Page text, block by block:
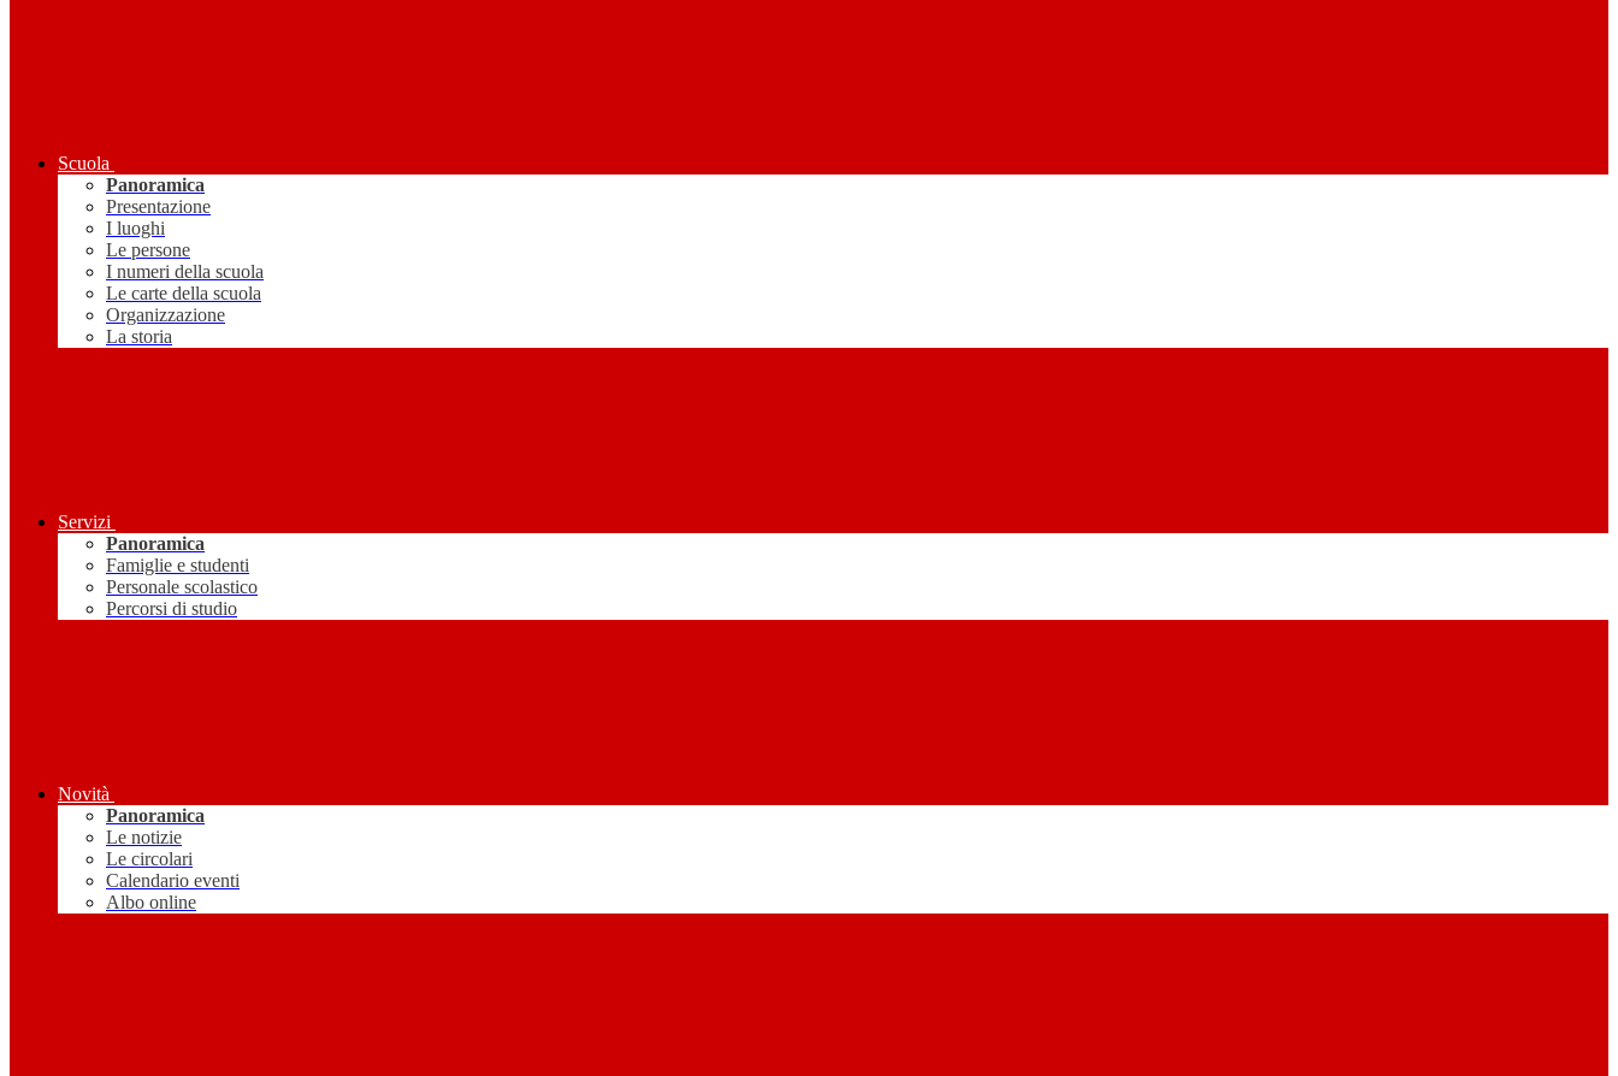
Scuola
Panoramica
Presentazione
I luoghi
Le persone
I numeri della scuola
Le carte della scuola
Organizzazione
La storia
Servizi
Panoramica
Famiglie e studenti
Personale scolastico
Percorsi di studio
Novità
Panoramica
Le notizie
Le circolari
Calendario eventi
Albo online